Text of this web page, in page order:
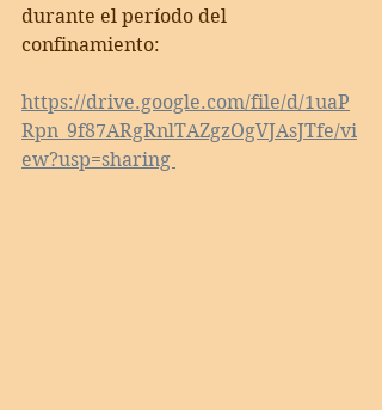
durante el período del
confinamiento:
https://drive.google.com/file/d/1uaP
Rpn_9f87ARgRnlTAZgzOgVJAsJTfe/vi
ew?usp=sharing